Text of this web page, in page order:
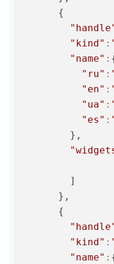
      {
"kind" :
"name" :
"ru" :
"en" :
"ua" :
"es" :
        },
        ]
      },
      {
"kind" :
"name" :